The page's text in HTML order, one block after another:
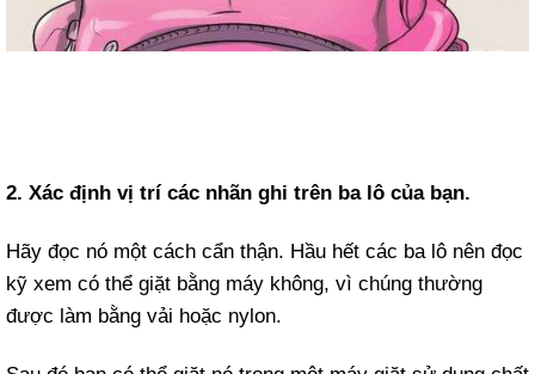
2. Xác định vị trí các nhãn ghi trên ba lô của bạn.
Hãy đọc nó một cách cẩn thận. Hầu hết các ba lô nên đọc
kỹ xem có thể giặt bằng máy không, vì chúng thường
được làm bằng vải hoặc nylon.